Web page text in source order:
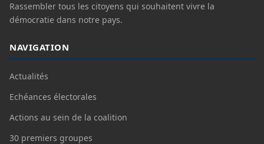
Rassembler tous les citoyens qui souhaitent vivre la
démocratie dans notre pays.
NAVIGATION
Actualités
Echéances électorales
Actions au sein de la coalition
30 premiers groupes